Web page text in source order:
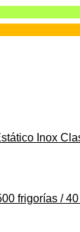
Inox
frigorías / 40